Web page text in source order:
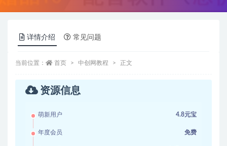
详情介绍 常见问题
当前位置： 首页 中创网教程 正文
资源信息
萌新用户 4.8元宝
年度会员 免费